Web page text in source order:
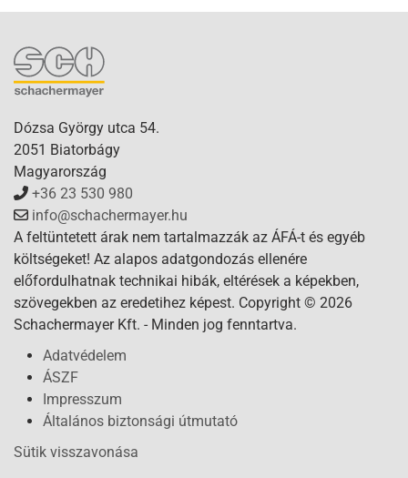
Dózsa György utca 54.
2051 Biatorbágy
Magyarország
+36 23 530 980
info@schachermayer.hu
A feltüntetett árak nem tartalmazzák az ÁFÁ-t és egyéb
költségeket! Az alapos adatgondozás ellenére
előfordulhatnak technikai hibák, eltérések a képekben,
szövegekben az eredetihez képest. Copyright © 2026
Schachermayer Kft. - Minden jog fenntartva.
Adatvédelem
ÁSZF
Impresszum
Általános biztonsági útmutató
Sütik visszavonása